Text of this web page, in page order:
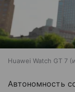
Huawei Watch GT 7
Автономность